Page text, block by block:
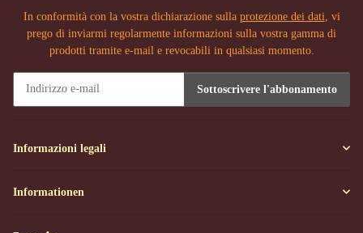
In conformità con la vostra dichiarazione sulla protezione dei dati , vi
prego di inviarmi regolarmente informazioni sulla vostra gamma di
prodotti tramite e-mail e revocabili in qualsiasi momento.
Sottoscrivere l'abbonamento
Informazioni legali
Informationen